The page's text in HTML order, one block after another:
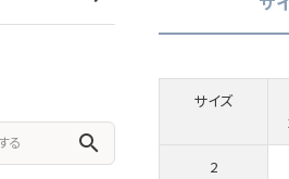
search
サイズ
2